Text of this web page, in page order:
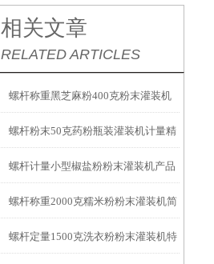
相关文章
RELATED ARTICLES
螺杆称重黑芝麻粉400克粉末灌装机
产品简介
螺杆粉末50克药粉瓶装灌装机计量精
准
螺杆计量小型椒盐粉粉末灌装机产品
简介
螺杆称重2000克糯米粉粉末灌装机简
介
螺杆定量1500克洗衣粉粉末灌装机特